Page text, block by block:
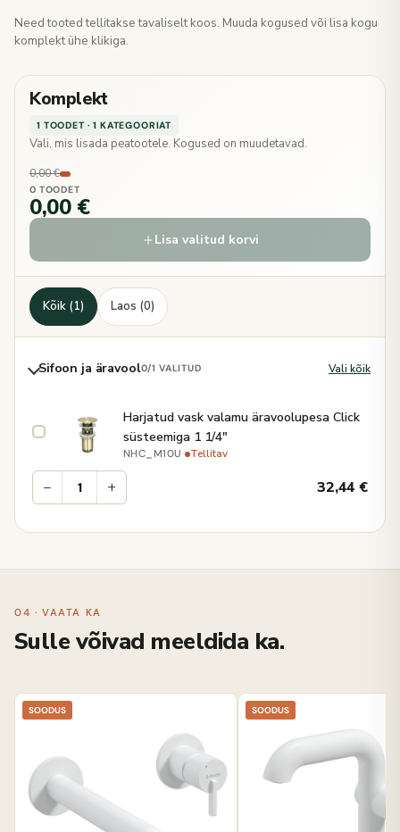
Need tooted tellitakse tavaliselt koos. Muuda kogused või lisa kogu
komplekt ühe klikiga.
Komplekt
1 TOODET · 1 KATEGOORIAT
Vali, mis lisada peatootele. Kogused on muudetavad.
0,00 €
0 TOODET
0,00 €
Lisa valitud korvi
Kõik (1) Laos (0)
Sifoon ja äravool0/1 VALITUD Vali kõik
Harjatud vask valamu äravoolupesa Click
süsteemiga 1 1/4"
NHC_M10U · Tellitav
− + 32,44€
04 · VAATA KA
Sulle võivad meeldida ka.
SOODUS SOODUS